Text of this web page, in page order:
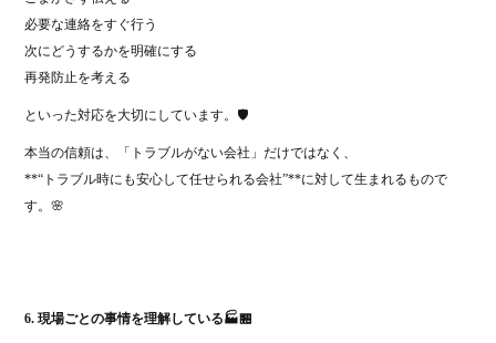
必要な連絡をすぐ行う
次にどうするかを明確にする
再発防止を考える
といった対応を大切にしています。🛡️
本当の信頼は、「トラブルがない会社」だけではなく、
**“トラブル時にも安心して任せられる会社”**に対して生まれるもので
す。🌸
6. 現場ごとの事情を理解している🏭🏪